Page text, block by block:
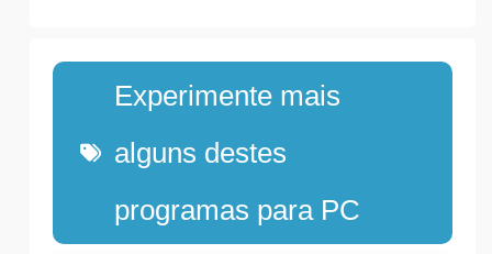
Experimente mais
alguns destes
programas para PC